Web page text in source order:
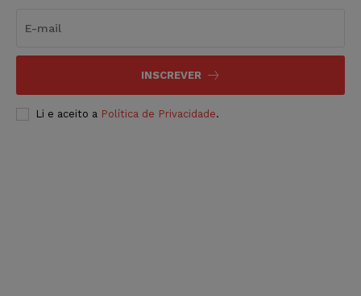
INSCREVER
Li e aceito a Política de Privacidade.